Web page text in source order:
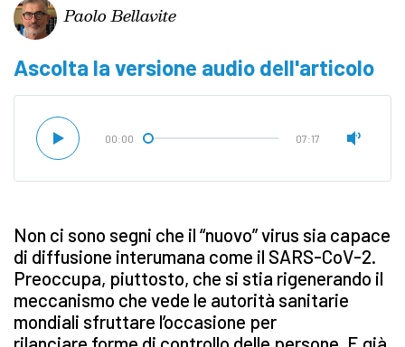
Paolo Bellavite
Ascolta la versione audio dell'articolo
00:00 07:17
Non ci sono segni che il “nuovo” virus sia capace
di diffusione interumana come il SARS-CoV-2.
Preoccupa, piuttosto, che si stia rigenerando il
meccanismo che vede le autorità sanitarie
mondiali sfruttare l’occasione per